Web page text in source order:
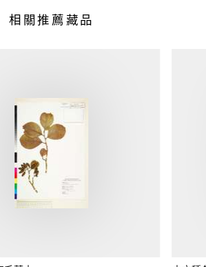
相關推薦藏品